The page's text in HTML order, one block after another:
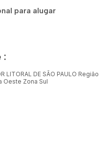
para alugar
:
LITORAL DE SÃO PAULO Região
Oeste Zona Sul